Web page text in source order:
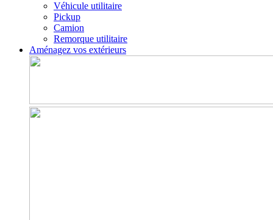
Véhicule utilitaire
Pickup
Camion
Remorque utilitaire
Aménagez vos extérieurs